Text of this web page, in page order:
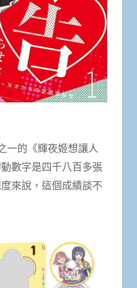
一的《輝夜姬想讓人
數字是四千八百多張
來說，這個成績談不